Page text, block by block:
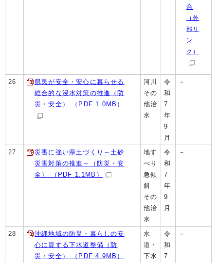
合
（外
部リ
ン
ク）
26
県民が安全・安心に暮らせる
総合的な浸水対策の推進（防
災・安全） （PDF 1.0MB）
河川
その
他治
水
令
和
7
年
9
月
－
27
災害に強い県土づくり～土砂
災害対策の推進～（防災・安
全） （PDF 1.1MB）
地す
べり
急傾
斜
その
他治
水
令
和
7
年
9
月
－
28
沖縄地域の防災・暮らしの安
心に資する下水道整備（防
災・安全） （PDF 4.9MB）
水
道・
下水
令
和
7
－